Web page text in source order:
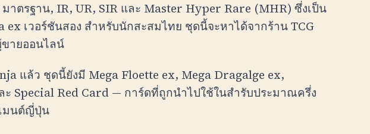
าตรฐาน, IR, UR, SIR และ Master Hyper Rare (MHR) ซึ่งเป็น
ex เวอร์ชันสอง สำหรับนักสะสมไทย ชุดนี้จะหาได้จากร้าน TCG
ขายออนไลน์
แล้ว ชุดนี้ยังมี Mega Floette ex, Mega Dragalge ex,
Special Red Card — การ์ดที่ถูกนำไปใช้ในสำรับประมาณครึ่ง
มนต์ญี่ปุ่น